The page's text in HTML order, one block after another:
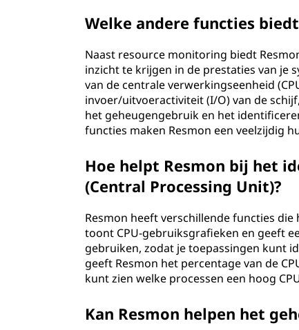
Welke andere functies
Naast resource monitoring biedt
inzicht te krijgen in de prestaties van je
van de centrale verwerkingseenheid
invoer/uitvoeractiviteit (I/O) van de
het geheugengebruik en het
functies maken Resmon een veelzijdig
Hoe helpt Resmon bij het
(Central Processing Unit)?
Resmon heeft verschillende functies
toont CPU-gebruiksgrafieken en geeft
gebruiken, zodat je toepassingen kunt
geeft Resmon het percentage van de
kunt zien welke processen een hoog
Kan Resmon helpen het